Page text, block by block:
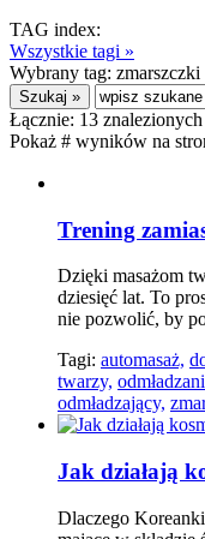
TAG index:
Wszystkie tagi »
Wybrany tag: zmarszczki
Łącznie: 13
Pokaż # wyników na
Trening
Dzięki masażom
dziesięć lat. To
nie pozwolić, by
Tagi: automasaż,
twarzy,
odmładzający,
Jak działają
Dlaczego